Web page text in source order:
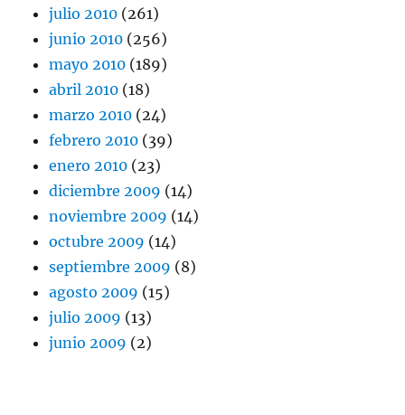
julio 2010 (261)
junio 2010 (256)
mayo 2010 (189)
abril 2010 (18)
marzo 2010 (24)
febrero 2010 (39)
enero 2010 (23)
diciembre 2009 (14)
noviembre 2009 (14)
octubre 2009 (14)
septiembre 2009 (8)
agosto 2009 (15)
julio 2009 (13)
junio 2009 (2)